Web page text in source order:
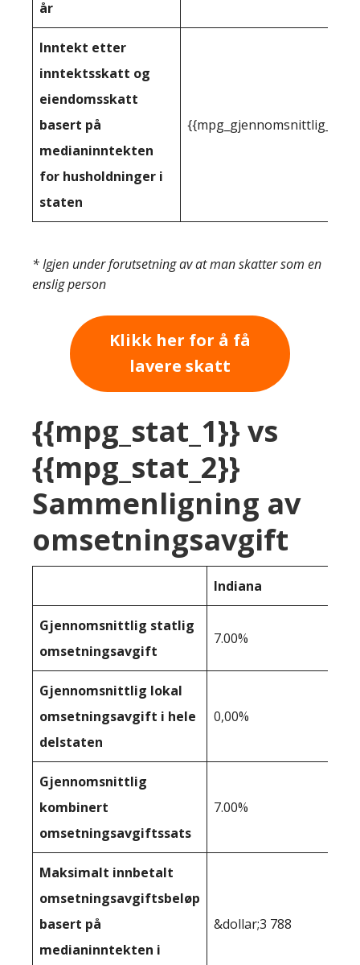
år
Inntekt etter
inntektsskatt og
eiendomsskatt
basert på
medianinntekten
for husholdninger i
staten
* Igjen under forutsetning av at man skatter som en
enslig person
Klikk her for å få
lavere skatt
{{mpg_stat_1}} vs
{{mpg_stat_2}}
Sammenligning av
omsetningsavgift
Indiana
Gjennomsnittlig statlig
omsetningsavgift
7.00%
Gjennomsnittlig lokal
omsetningsavgift i hele
delstaten
0,00%
Gjennomsnittlig
kombinert
omsetningsavgiftssats
7.00%
Maksimalt innbetalt
omsetningsavgiftsbeløp
basert på
medianinntekten i
&dollar;3 788